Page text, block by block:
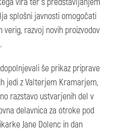
splošni javnosti omogočati
razvoj novih proizvodov
še prikaz priprave
jedi z Valterjem Kramarjem,
razstavo ustvarjenih del v
delavnica za otroke pod
Jane Dolenc in dan